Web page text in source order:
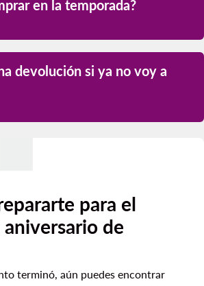
en la temporada?
devolución si ya no voy a
Spring Break
para el
de
terminó, aún puedes encontrar